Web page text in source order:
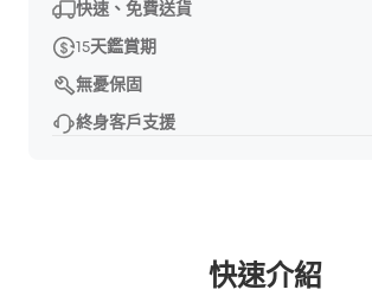
快速、免費送貨
15天鑑賞期
無憂保固
終身客戶支援
快速介紹